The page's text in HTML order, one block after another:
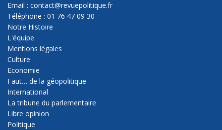
Email : contact@revuepolitique.fr
Téléphone : 01 76 47 09 30
Notre Histoire
L'équipe
Mentions légales
Culture
Economie
Faut… de la géopolitique
International
La tribune du parlementaire
Libre opinion
Politique